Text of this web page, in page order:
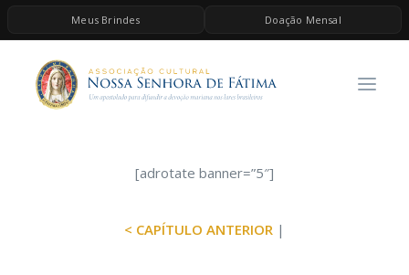
Meus Brindes Doação Mensal
HOME
A ASSOCIAÇÃO
ESPIRITUALIDADE[adrotate banner=”5″]
< CAPÍTULO ANTERIOR |